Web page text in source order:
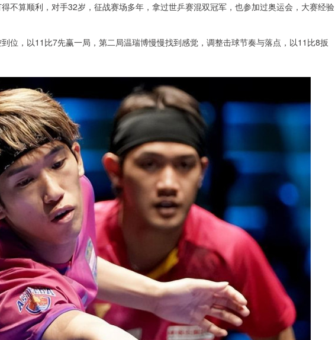
不算顺利，对手32岁，征战赛场多年，拿过世乒赛混双冠军，也参加过奥运会，大赛经验
位，以11比7先赢一局，第二局温瑞博慢慢找到感觉，调整击球节奏与落点，以11比8扳